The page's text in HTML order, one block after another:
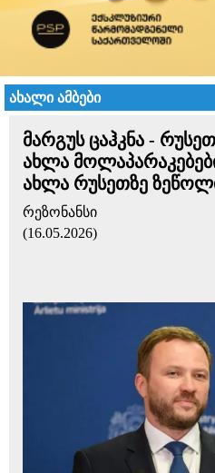
ახალი ამბები
მარგუს ცაჰკნა -
ახლა
ახლა რუსეთზე
რეზონანსი
(16.05.2026)